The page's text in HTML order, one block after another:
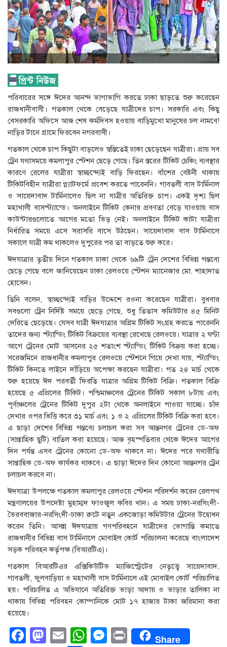
পরিবারের সঙ্গে ঈদের আনন্দ ভাগাভাগি করতে ঢাকা ছাড়তে শুরু করেছেন
রাজধানীবাসী। গতকাল থেকে বেড়েছে যাত্রীদের চাপ। সরকারি এবং কিছু
বেসরকারি অফিসে আজ শেষ কর্মদিবস হওয়ায় বাড়িমুখো মানুষের ঢল নামবে!
নাড়ির টানে গ্রামে ফিরবেন নগরবাসী।
গতকাল থেকে চাপ কিছুটা বাড়লেও স্বস্তিতেই ঢাকা ছেড়েছেন যাত্রীরা। প্রায় সব
ট্রেন যথাসময়ে কমলাপুর স্টেশন ছেড়ে গেছে। তিন স্তরের টিকিট চেকিং ব্যবস্থার
কারণে রেলের যাত্রীরা স্বাচ্ছন্দ্যেই বাড়ি ফিরছেন। বাঁশের বেষ্টনী থাকায়
টিকিটবিহীন যাত্রীরা প্ল্যাটফর্মে প্রবেশ করতে পারেননি। গাবতলী বাস টার্মিনাল
ও সায়েদাবাদ টার্মিনালেও ছিল না যাত্রীর অতিরিক্ত চাপ। একই দৃশ্য ছিল
মহাখালী বাসস্ট্যান্ডে। অনলাইনে টিকিট কেনার প্রবণতা বেড়ে যাওয়ায় বাস
কাউন্টারগুলোতে আগের মতো ভিড় নেই। অনলাইনে টিকিট কাটা যাত্রীরা
নির্ধারিত সময়ে এসে সরাসরি বাসে উঠছেন। সায়েদাবাদ বাস টার্মিনালে
সকালে যাত্রী কম থাকলেও দুপুরের পর তা বাড়তে শুরু করে।
ঈদযাত্রার তৃতীয় দিনে গতকাল ঢাকা থেকে ৬৯টি ট্রেন দেশের বিভিন্ন গন্তব্যে
ছেড়ে গেছে বলে জানিয়েছেন ঢাকা রেলওয়ে স্টেশন ম্যানেজার মো. শাহাদাত
হোসেন।
তিনি বলেন, স্বাচ্ছন্দ্যেই বাড়ির উদ্দেশে রওনা করেছেন যাত্রীরা। বুধবার
সবগুলো ট্রেন নির্দিষ্ট সময়ে ছেড়ে গেছে, শুধু তিতাস কমিউটার ৪৫ মিনিট
দেরিতে ছেড়েছে। যেসব যাত্রী ঈদযাত্রার অগ্রিম টিকিট সংগ্রহ করতে পারেননি
তাদের জন্য স্ট্যান্ডিং টিকিট বিক্রয়ের ব্যবস্থা রেখেছে রেলওয়ে। যাত্রার ২ ঘণ্টা
আগে ট্রেনের মোট আসনের ২৫ শতাংশ স্ট্যান্ডিং টিকিট বিক্রয় করা হচ্ছে।
সরেজমিনে রাজধানীর কমলাপুর রেলওয়ে স্টেশনে গিয়ে দেখা যায়, স্ট্যান্ডিং
টিকিট কিনতে লাইনে দাঁড়িয়ে অপেক্ষা করছেন যাত্রীরা। গত ২৪ মার্চ থেকে
শুরু হয়েছে ঈদ পরবর্তী ফিরতি যাত্রার অগ্রিম টিকিট বিক্রি। গতকাল বিক্রি
হয়েছে ৫ এপ্রিলের টিকিট। পশ্চিমাঞ্চলের ট্রেনের টিকিট সকাল ৮টায় এবং
পূর্বাঞ্চলের ট্রেনের টিকিট দুপুর ২টা থেকে অনলাইনে পাওয়া যাচ্ছে। চাঁদ
দেখার ওপর ভিত্তি করে ৩১ মার্চ এবং ১ ও ২ এপ্রিলের টিকিট বিক্রি করা হবে।
এ ছাড়া দেশের বিভিন্ন গন্তব্যে চলাচল করা সব আন্তনগর ট্রেনের ডে-অফ
(সাপ্তাহিক ছুটি) বাতিল করা হয়েছে। আজ বৃহস্পতিবার থেকে ঈদের আগের
দিন পর্যন্ত এসব ট্রেনের কোনো ডে-অফ থাকবে না। ঈদের পরে যথারীতি
সাপ্তাহিক ডে-অফ কার্যকর থাকবে। এ ছাড়া ঈদের দিন কোনো আন্তনগর ট্রেন
চলাচল করবে না।
ঈদযাত্রা উপলক্ষে গতকাল কমলাপুর রেলওয়ে স্টেশন পরিদর্শন করেন রেলপথ
মন্ত্রণালয়ের উপদেষ্টা মুহাম্মদ ফাওজুল কবির খান। এ সময় ঢাকা-নরসিংদী-
ভৈরববাজার-নরসিংদী-ঢাকা রুটে নতুন একজোড়া কমিউটার ট্রেনের উদ্বোধন
করেন তিনি। আসন্ন ঈদযাত্রায় গণপরিবহনে যাত্রীদের ভোগান্তি কমাতে
রাজধানীর বিভিন্ন বাস টার্মিনালে মোবাইল কোর্ট পরিচালনা করেছে বাংলাদেশ
সড়ক পরিবহন কর্তৃপক্ষ (বিআরটিএ)।
গতকাল বিআরটিএর এক্সিকিউটিভ ম্যাজিস্ট্রেটের নেতৃত্বে সায়েদাবাদ,
গাবতলী, ফুলবাড়িয়া ও মহাখালী বাস টার্মিনালে এই মোবাইল কোর্ট পরিচালিত
হয়। পরিচালিত এ অভিযানে অতিরিক্ত ভাড়া আদায় ও ভাড়ার তালিকা না
থাকায় বিভিন্ন পরিবহন কোম্পানিকে মোট ১৭ হাজার টাকা জরিমানা করা
হয়েছে।
Facebook
Mastodon
EmailWhatsApp
Messenger
PrintShare